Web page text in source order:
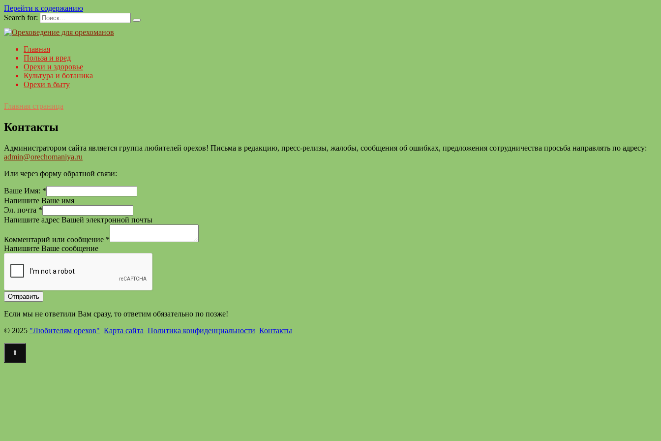
Перейти к содержанию
Search for:
Главная
Польза и вред
Орехи и здоровье
Культура и ботаника
Орехи в быту
Главная страница
Контакты
Администратором сайта является группа любителей орехов! Письма в редакцию, пресс-релизы, жалобы, сообщения об ошибках, предложения сотрудничества просьба направлять по адресу:
admin@orechomaniya.ru
Или через форму обратной связи:
Ваше Имя: *
Напишите Ваше имя
Эл.
сообщение
Эл. почта *
Напишите адрес Вашей электронной почты
Комментарий или сообщение *
Напишите Ваше сообщение
Отправить
Если мы не ответили Вам сразу, то ответим обязательно по позже!
© 2025 "Любителям орехов" Карта сайта Политика конфиденциальности Контакты